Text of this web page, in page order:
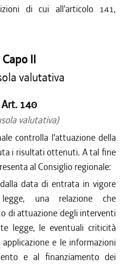
di cui all'articolo 141,
Capo II
valutativa
Art. 140
valutativa)
controlla l'attuazione della
i risultati ottenuti. A tal fine
al Consiglio regionale:
data di entrata in vigore
una relazione che
di attuazione degli interventi
legge, le eventuali criticità
e le informazioni
e al finanziamento dei